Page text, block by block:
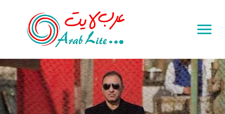
Toggle
&
navigation